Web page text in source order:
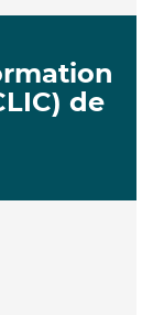
de